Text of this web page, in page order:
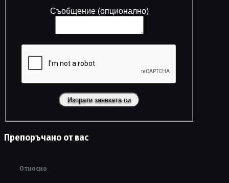
Съобщение (опционално)
Препоръчано от вас
Относно